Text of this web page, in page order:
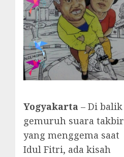
Yogyakarta – Di balik
gemuruh suara takbir
yang menggema saat
Idul Fitri, ada kisah